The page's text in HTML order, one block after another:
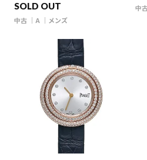
SOLD OUT
中古 A メンズ
中